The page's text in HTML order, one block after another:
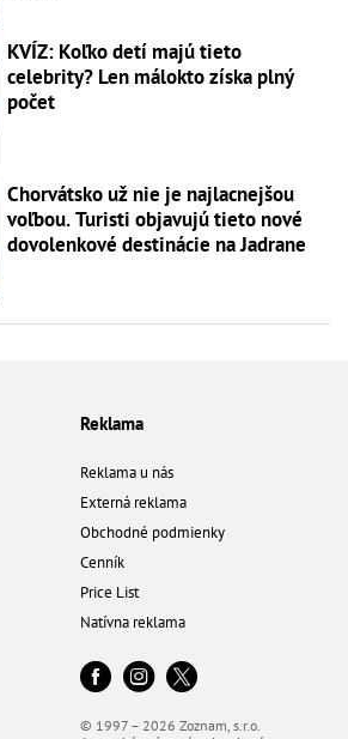
KVÍZ: Koľko detí majú tieto
celebrity? Len málokto získa plný
počet
Chorvátsko už nie je najlacnejšou
voľbou. Turisti objavujú tieto nové
dovolenkové destinácie na Jadrane
Reklama
Reklama u nás
Externá reklama
Obchodné podmienky
Cenník
Price List
Natívna reklama
© 1997 – 2026 Zoznam, s.r.o.